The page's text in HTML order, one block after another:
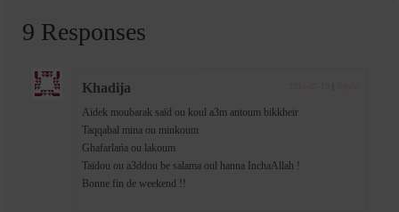
9 Responses
Khadija
Aïdek moubarak saïd ou koul a3m antoum bikkheir
Taqqabal mina ou minkoum
Ghafarlańa ou lakoum
Taïdou ou a3ddou be salama oul hanna InchaAllah !
Bonne fin de weekend !!